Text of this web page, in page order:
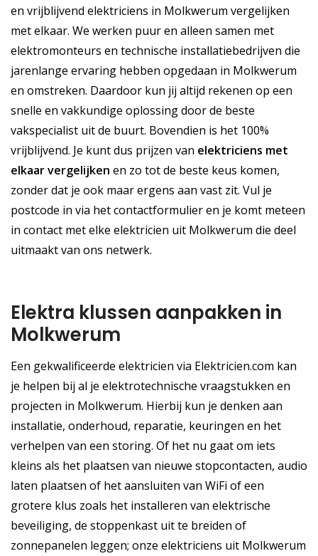
en vrijblijvend elektriciens in Molkwerum vergelijken
met elkaar. We werken puur en alleen samen met
elektromonteurs en technische installatiebedrijven die
jarenlange ervaring hebben opgedaan in Molkwerum
en omstreken. Daardoor kun jij altijd rekenen op een
snelle en vakkundige oplossing door de beste
vakspecialist uit de buurt. Bovendien is het 100%
vrijblijvend. Je kunt dus prijzen van elektriciens met
elkaar vergelijken en zo tot de beste keus komen,
zonder dat je ook maar ergens aan vast zit. Vul je
postcode in via het contactformulier en je komt meteen
in contact met elke elektricien uit Molkwerum die deel
uitmaakt van ons netwerk.
Elektra klussen aanpakken in
Molkwerum
Een gekwalificeerde elektricien via Elektricien.com kan
je helpen bij al je elektrotechnische vraagstukken en
projecten in Molkwerum. Hierbij kun je denken aan
installatie, onderhoud, reparatie, keuringen en het
verhelpen van een storing. Of het nu gaat om iets
kleins als het plaatsen van nieuwe stopcontacten, audio
laten plaatsen of het aansluiten van WiFi of een
grotere klus zoals het installeren van elektrische
beveiliging, de stoppenkast uit te breiden of
zonnepanelen leggen; onze elektriciens uit Molkwerum